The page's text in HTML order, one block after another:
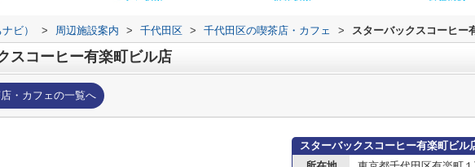
ビ） > 周辺施設案内 > 千代田区 > 千代田区の喫茶店・カフェ > スターバックスコーヒー
スコーヒー有楽町ビル店
・カフェの一覧へ
スターバックスコーヒー有楽町ビル